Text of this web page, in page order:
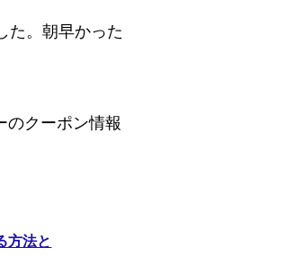
た。朝早かった
のクーポン情報
方法と